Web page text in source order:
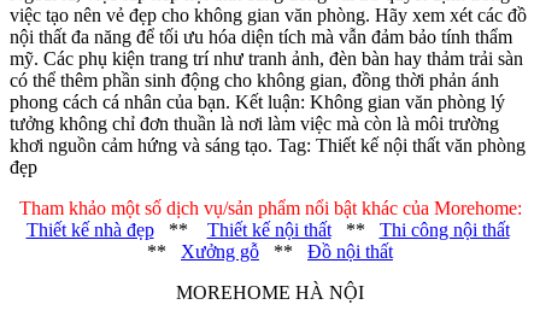
việc tạo nên vẻ đẹp cho không gian văn phòng. Hãy xem xét các đồ
nội thất đa năng để tối ưu hóa diện tích mà vẫn đảm bảo tính thẩm
mỹ. Các phụ kiện trang trí như tranh ảnh, đèn bàn hay thảm trải sàn
có thể thêm phần sinh động cho không gian, đồng thời phản ánh
phong cách cá nhân của bạn. Kết luận: Không gian văn phòng lý
tưởng không chỉ đơn thuần là nơi làm việc mà còn là môi trường
khơi nguồn cảm hứng và sáng tạo. Tag: Thiết kế nội thất văn phòng
đẹp
Tham khảo một số dịch vụ/sản phẩm nổi bật khác của Morehome:
Thiết kế nhà đẹp** Thiết kế nội thất** Thi công nội thất
** Xưởng gỗ ** Đồ nội thất
MOREHOME HÀ NỘI